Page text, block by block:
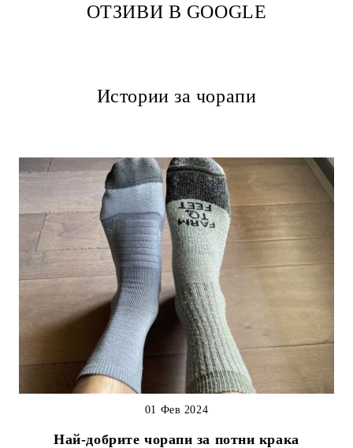
ОТЗИВИ В GOOGLE
Истории за чорапи
Най-добрите чорапи за потни крака
01 Фев 2024